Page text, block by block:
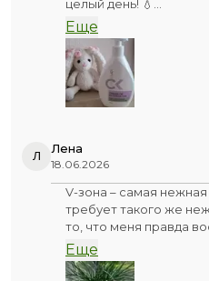
целый день! 💧
Надёжное средство
обеспечивает
всего дня.
✨ Особенно меня
на основе
парабенов и
💫 Мягкое и
Идеально подходит
💪 Гель создаёт мне
поддерживая
обеспечивая
🌟 В вашей ежедневной
Еще
Л Лена
18.06.2026
V-зона – самая
требует такого же
то, что меня правда
пребиотиком для
FreshClick – это
натуральными пре- и
Еще